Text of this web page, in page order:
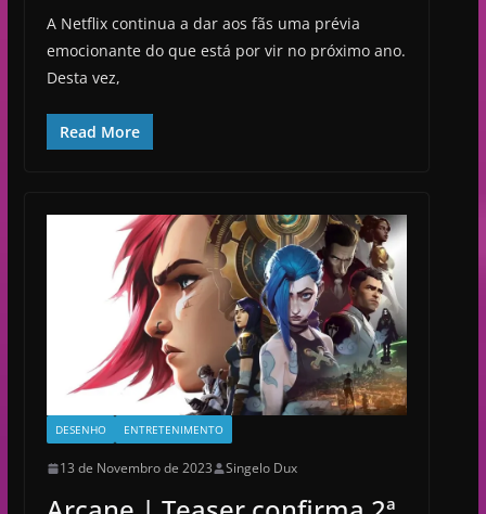
A Netflix continua a dar aos fãs uma prévia
emocionante do que está por vir no próximo ano.
Desta vez,
Read More
DESENHO ENTRETENIMENTO
13 de Novembro de 2023 Singelo Dux